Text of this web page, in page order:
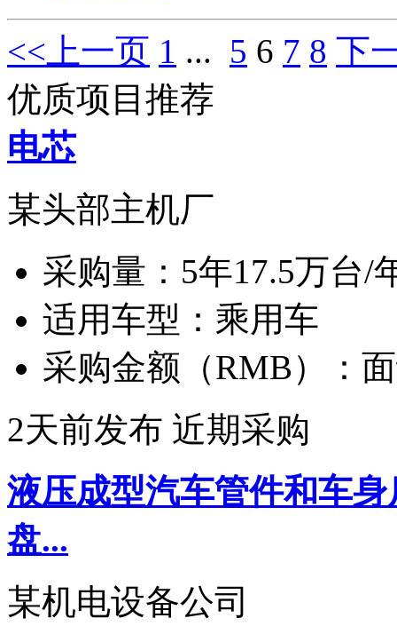
<<上一页 1 ... 5 6 7 8 下
优质项目推荐
电芯
某头部主机厂
采购量： 5年17.5万台/
适用车型： 乘用车
采购金额（RMB）：
2天前发布 近期采购
液压成型汽车管件和车
盘...
某机电设备公司